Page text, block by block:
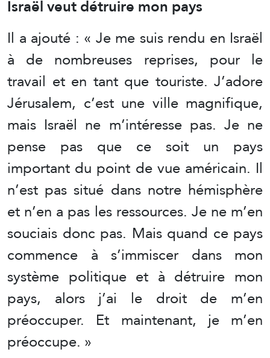
Israël veut détruire mon pays
Il a ajouté : « Je me suis rendu en Israël
à de nombreuses reprises, pour le
travail et en tant que touriste. J’adore
Jérusalem, c’est une ville magnifique,
mais Israël ne m’intéresse pas. Je ne
pense pas que ce soit un pays
important du point de vue américain. Il
n’est pas situé dans notre hémisphère
et n’en a pas les ressources. Je ne m’en
souciais donc pas. Mais quand ce pays
commence à s’immiscer dans mon
système politique et à détruire mon
pays, alors j’ai le droit de m’en
préoccuper. Et maintenant, je m’en
préoccupe. »